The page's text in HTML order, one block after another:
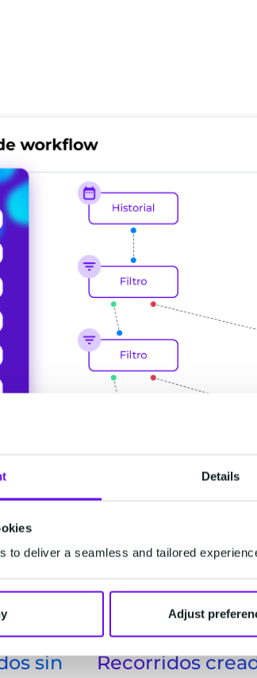
Details
to deliver a seamless and tailored
Adjust
sin
Recorridos